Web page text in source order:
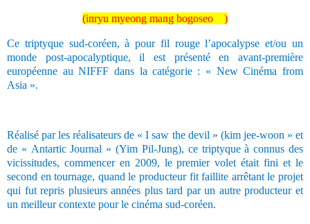
(inryu myeong mang bogoseo )
Ce triptyque sud-coréen, à pour fil rouge l’apocalypse et/ou un
monde post-apocalyptique, il est présenté en avant-première
européenne au NIFFF dans la catégorie : « New Cinéma from
Asia ».
Réalisé par les réalisateurs de « I saw the devil » (kim jee-woon » et
de « Antartic Journal » (Yim Pil-Jung), ce triptyque à connus des
vicissitudes, commencer en 2009, le premier volet était fini et le
second en tournage, quand le producteur fit faillite arrêtant le projet
qui fut repris plusieurs années plus tard par un autre producteur et
un meilleur contexte pour le cinéma sud-coréen.